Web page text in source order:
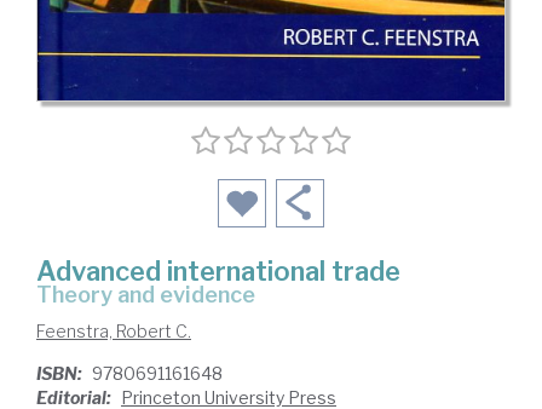
Advanced international trade
theory and evidence
Feenstra, Robert C.
ISBN: 9780691161648
Editorial: Princeton University Press